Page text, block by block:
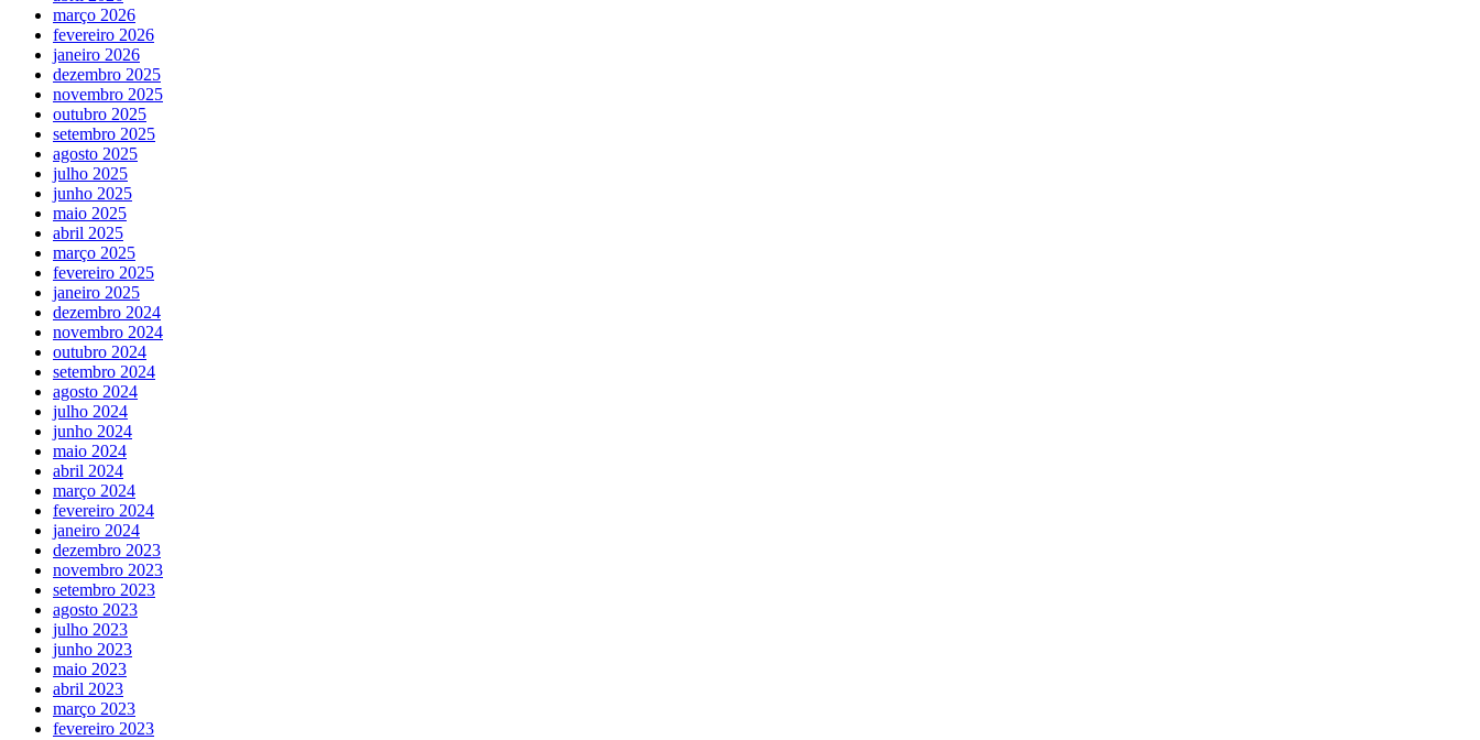
março 2026
fevereiro 2026
janeiro 2026
dezembro 2025
novembro 2025
outubro 2025
setembro 2025
agosto 2025
julho 2025
junho 2025
maio 2025
abril 2025
março 2025
fevereiro 2025
janeiro 2025
dezembro 2024
novembro 2024
outubro 2024
setembro 2024
agosto 2024
julho 2024
junho 2024
maio 2024
abril 2024
março 2024
fevereiro 2024
janeiro 2024
dezembro 2023
novembro 2023
setembro 2023
agosto 2023
julho 2023
junho 2023
maio 2023
abril 2023
março 2023
fevereiro 2023